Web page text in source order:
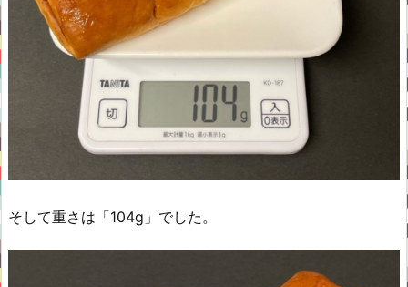
そして重さは「104g」でした。